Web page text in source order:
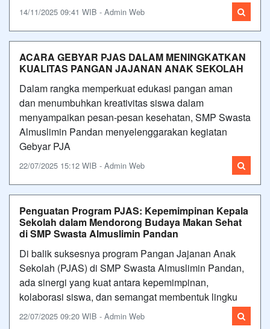
14/11/2025 09:41 WIB - Admin Web
ACARA GEBYAR PJAS DALAM MENINGKATKAN
KUALITAS PANGAN JAJANAN ANAK SEKOLAH
Dalam rangka memperkuat edukasi pangan aman
dan menumbuhkan kreativitas siswa dalam
menyampaikan pesan-pesan kesehatan, SMP Swasta
Almuslimin Pandan menyelenggarakan kegiatan
Gebyar PJA
22/07/2025 15:12 WIB - Admin Web
Penguatan Program PJAS: Kepemimpinan Kepala
Sekolah dalam Mendorong Budaya Makan Sehat
di SMP Swasta Almuslimin Pandan
Di balik suksesnya program Pangan Jajanan Anak
Sekolah (PJAS) di SMP Swasta Almuslimin Pandan,
ada sinergi yang kuat antara kepemimpinan,
kolaborasi siswa, dan semangat membentuk lingku
22/07/2025 09:20 WIB - Admin Web